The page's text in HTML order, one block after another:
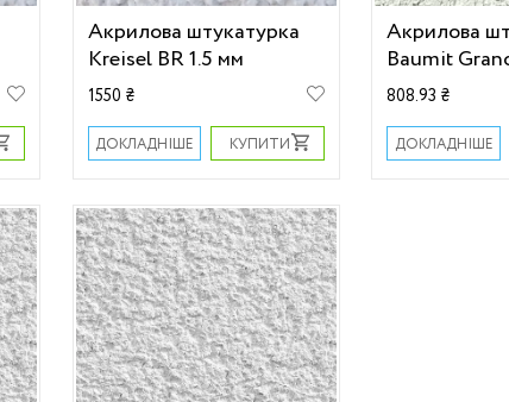
Акрилова штукатурка
Kreisel BR 1.5 мм
1550 ₴
ДОКЛАДНІШЕ КУПИТИ
Акрилова
Baumit
808.93 ₴
ДОКЛАДНІШЕ